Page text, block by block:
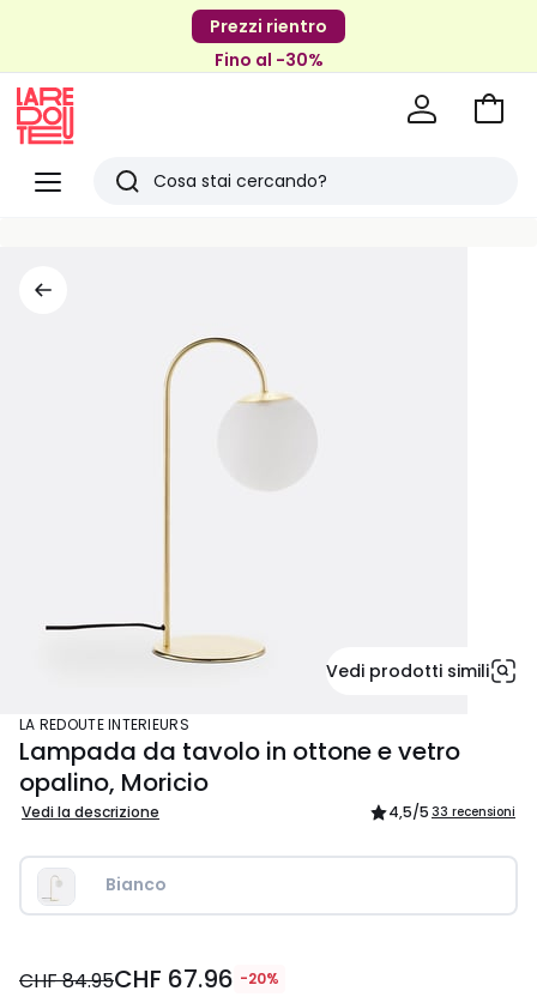
Prezzi rientro
Fino al -30%
Menu
Redoute
Ricerca
Vai
Vedi prodotti simili
LA REDOUTE INTERIEURS
Lampada da tavolo in ottone e vetro
opalino, Moricio
Vedi la descrizione 4,5/5 33 recensioni
Bianco
67.96
CHF 84.95CHF 67.96 -20%